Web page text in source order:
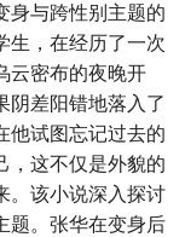
身与跨性别主题的
生，在经历了一次
云密布的夜晚开
阴差阳错地落入了
他试图忘记过去的
，这不仅是外貌的
。该小说深入探讨
题。张华在变身后